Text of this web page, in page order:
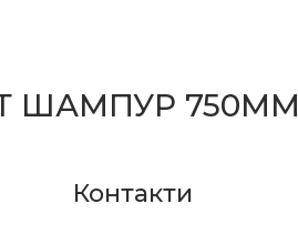
ШАМПУР 750ММ
Контакти